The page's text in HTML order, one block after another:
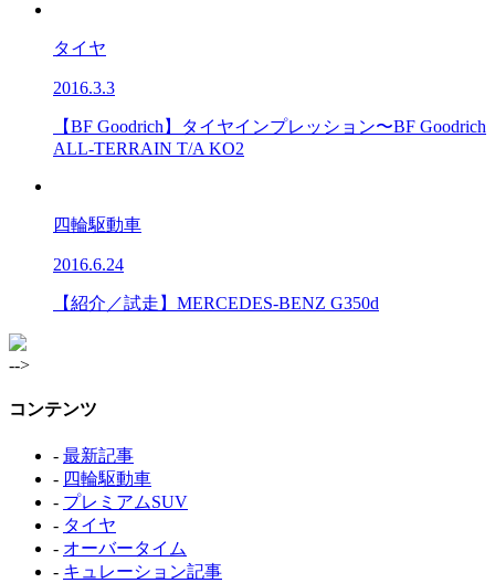
タイヤ
2016.3.3
【BF Goodrich】タイヤインプレッション〜BF Goodrich
ALL-TERRAIN T/A KO2
四輪駆動車
2016.6.24
【紹介／試走】MERCEDES-BENZ G350d
-->
コンテンツ
- 最新記事
- 四輪駆動車
- プレミアムSUV
- タイヤ
- オーバータイム
- キュレーション記事